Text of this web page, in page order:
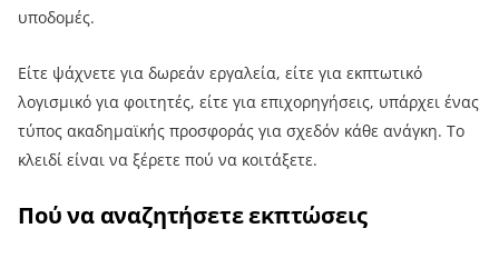
υποδομές.
Είτε ψάχνετε για δωρεάν εργαλεία, είτε για εκπτωτικό
λογισμικό για φοιτητές, είτε για επιχορηγήσεις, υπάρχει ένας
τύπος ακαδημαϊκής προσφοράς για σχεδόν κάθε ανάγκη. Το
κλειδί είναι να ξέρετε πού να κοιτάξετε.
Πού να αναζητήσετε εκπτώσεις